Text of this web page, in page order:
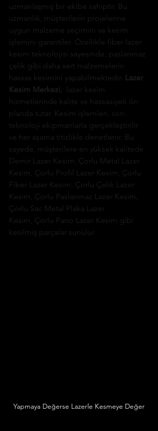
uzmanlaşmış bir ekibe sahiptir. Bu
uzmanlık, müşterilerin projelerine
uygun malzeme seçimini ve kesim
işlemini garantiler. Özellikle fiber lazer
kesim teknolojisi sayesinde, paslanmaz
çelik gibi daha sert malzemelerin
hassas kesimini yapabilmektedir. Lazer
Kesim Merkezi,
lazer kesim
hizmetlerinde kalite ve hassasiyeti ön
planda tutar. Kesim işlemleri, son
teknoloji ekipmanlarla gerçekleştirilir
ve her aşama titizlikle denetlenir. Bu
sayede, müşterilere en yüksek kalitede
Demir Lazer Kesim, Çorlu Metal Lazer
Kesim, Çorlu Profil Lazer Kesim, Çorlu
Fiber Lazer Kesim, Çorlu Çelik Lazer
Kesim, Çorlu Paslanmaz Lazer Kesim,
Çorlu Sac Metal Plaka Lazer
Kesim, Çorlu Pano Lazer Kesim gibi
kesilmiş parçalar sunulur.
Yapmaya Değerse Lazerle Kesmeye Değer